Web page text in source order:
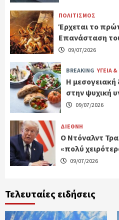
ΠΟΛΙΤΙΣΜΟΣ
Έρχεται το
Επανάσταση
09/07/2026
BREAKING ΥΓΕΙΑ
H μεσογειακή
στην ψυχική
09/07/2026
ΔΙΕΘΝΗ
Ο Ντόναλντ
«πολύ
09/07/2026
Τελευταίες ειδήσεις